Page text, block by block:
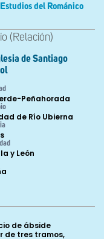
del Románico
(Relación)
de Santiago
Peñahorada
de Río Ubierna
y León
de ábside
de tres tramos,